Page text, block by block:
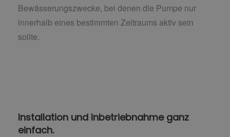
Bewässerungszwecke, bei denen die Pumpe nur
innerhalb eines bestimmten Zeitraums aktiv sein
sollte.
Installation und Inbetriebnahme ganz
einfach.